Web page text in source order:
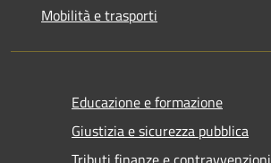
Mobilità e trasporti
Educazione e formazione
Giustizia e sicurezza pubblica